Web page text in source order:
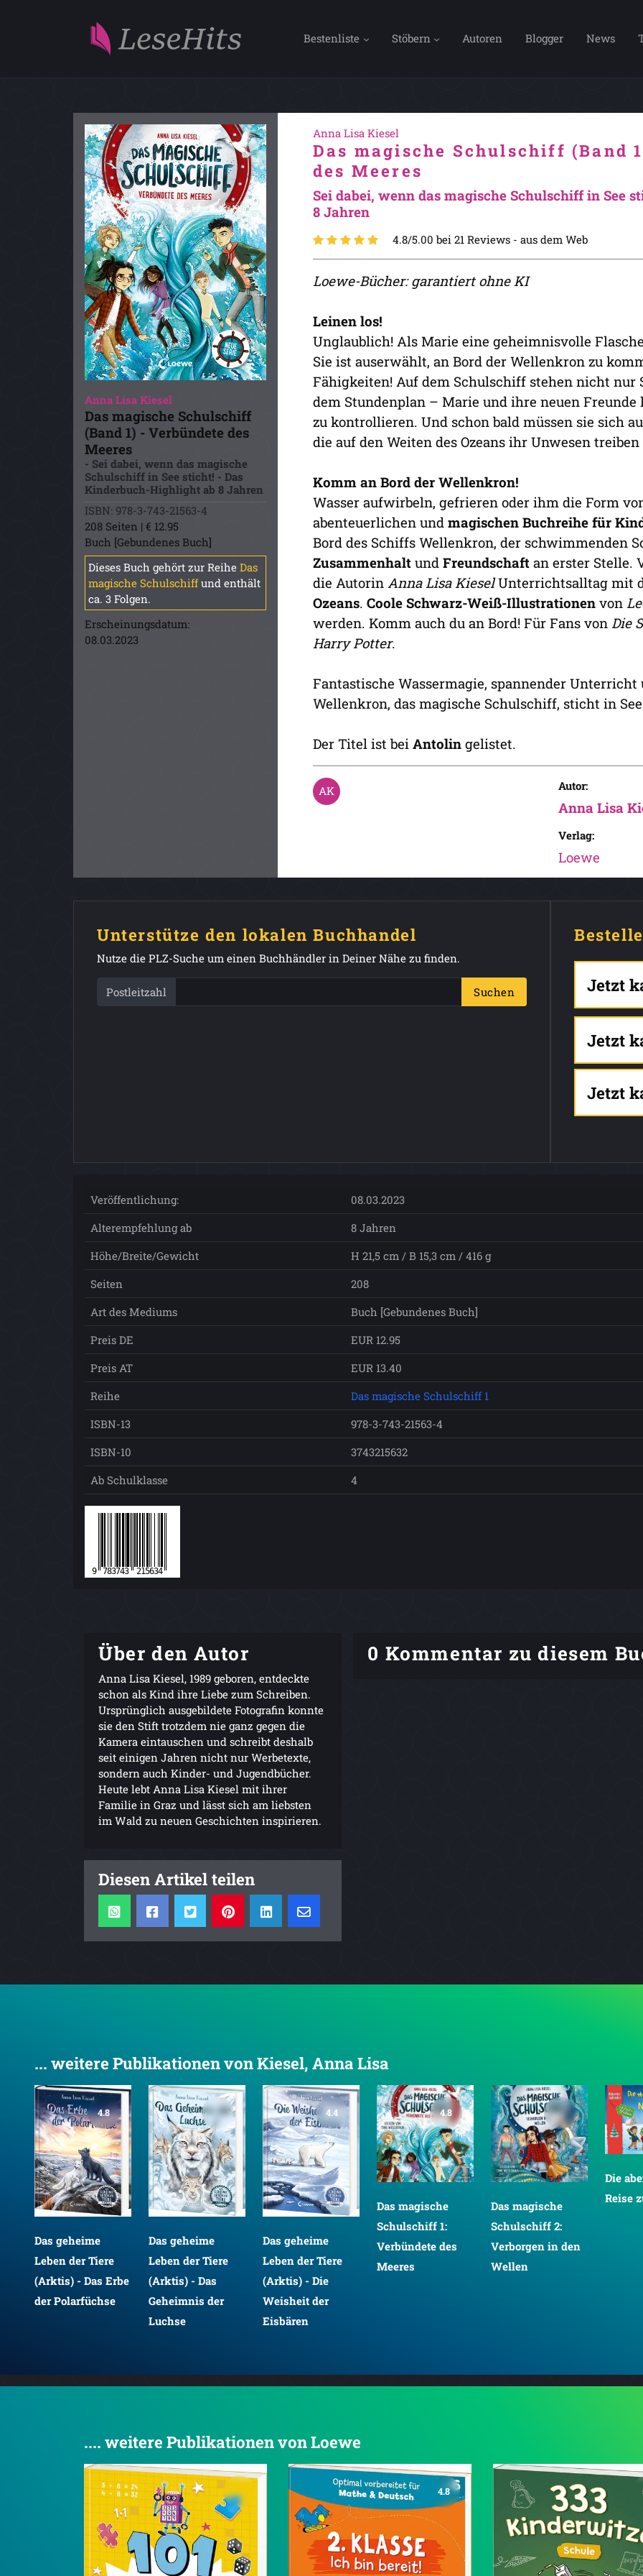
Bestenliste Stöbern Autoren Blogger News
Anna Lisa Kiesel
Das magische Schulschiff
(Band 1) - Verbündete des
Meeres
- Sei dabei, wenn das magische
Schulschiff in See sticht! - Das
Kinderbuch-Highlight ab 8 Jahren
ISBN: 978-3-743-21563-4
208 Seiten | € 12.95
Buch [Gebundenes Buch]
Dieses Buch gehört zur Reihe Das
magische Schulschiffund enthält
ca. 3 Folgen.
Erscheinungsdatum:
08.03.2023
Anna Lisa Kiesel
Das magische Schulschiff (Band
des Meeres
Sei dabei, wenn das magische Schulschiff in See
8 Jahren
4.8/5.00 bei 21 Reviews - aus dem Web
Loewe-Bücher: garantiert ohne KI
Leinen los!
Unglaublich! Als Marie eine geheimnisvolle
Sie ist auserwählt, an Bord der Wellenkron zu
Fähigkeiten! Auf dem Schulschiff stehen nicht nur
dem Stundenplan – Marie und ihre neuen
zu kontrollieren. Und schon bald müssen sie sich
die auf den Weiten des Ozeans ihr Unwesen treiben
Komm an Bord der Wellenkron!
Wasser aufwirbeln, gefrieren oder ihm die Form
abenteuerlichen und magischen Buchreihe für
Bord des Schiffs Wellenkron, der schwimmenden
Zusammenhalt und Freundschaft an erster Stelle.
die Autorin Anna Lisa KieselUnterrichtsalltag mit
Ozeans. Coole Schwarz-Weiß-Illustrationen von
werden. Komm auch du an Bord! Für Fans von Die
Harry Potter.
Fantastische Wassermagie, spannender
Wellenkron, das magische Schulschiff, sticht in
Der Titel ist bei Antolin gelistet.
Autor:
Anna Lisa
Verlag:
Loewe
Unterstütze den lokalen Buchhandel
Nutze die PLZ-Suche um einen Buchhändler in Deiner Nähe zu finden.
Postleitzahl Suchen Jetzt
Jetzt
Jetzt
Veröffentlichung:
08.03.2023
Alterempfehlung ab
8 Jahren
Höhe/Breite/Gewicht
H 21,5 cm / B 15,3 cm / 416 g
Seiten
208
Art des Mediums
Buch [Gebundenes Buch]
Preis DE
EUR 12.95
Preis AT
EUR 13.40
Reihe
Das magische Schulschiff 1
ISBN-13
978-3-743-21563-4
ISBN-10
3743215632
Ab Schulklasse
4
Über den Autor
Anna Lisa Kiesel, 1989 geboren, entdeckte
schon als Kind ihre Liebe zum Schreiben.
Ursprünglich ausgebildete Fotografin konnte
sie den Stift trotzdem nie ganz gegen die
Kamera eintauschen und schreibt deshalb
seit einigen Jahren nicht nur Werbetexte,
sondern auch Kinder- und Jugendbücher.
Heute lebt Anna Lisa Kiesel mit ihrer
Familie in Graz und lässt sich am liebsten
im Wald zu neuen Geschichten inspirieren.
Diesen Artikel teilen
0 Kommentar zu diesem
... weitere Publikationen von Kiesel, Anna Lisa
4.8
Das geheime
Leben der Tiere
(Arktis) - Das Erbe
der Polarfüchse
Das geheime
Leben der Tiere
(Arktis) - Das
Geheimnis der
Luchse
4.4
Das geheime
Leben der Tiere
(Arktis) - Die
Weisheit der
Eisbären
4.8
Das magische
Schulschiff 1:
Verbündete des
Meeres
Das magische
Schulschiff 2:
Verborgen in den
Wellen
Die
Reise
.... weitere Publikationen von Loewe
4.8